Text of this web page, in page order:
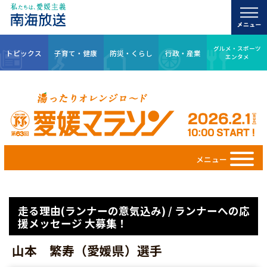
トピックス 子育て・健康 防災・くらし 行政・産業
グルメ・スポーツ
エンタメ
メニュー
走る理由(ランナーの意気込み) / ランナーへの応
援メッセージ 大募集！
山本 繁寿（愛媛県）選手